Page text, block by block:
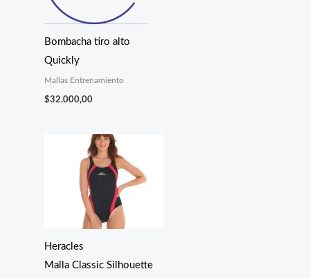
Bombacha tiro alto
Quickly
Mallas Entrenamiento
$32.000,00
Heracles
Malla Classic Silhouette